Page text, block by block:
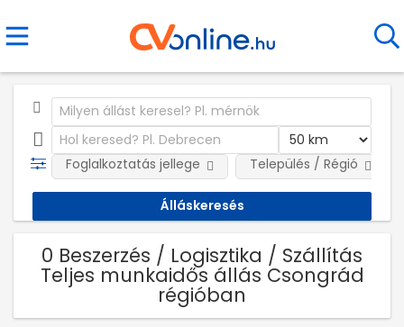
Foglalkoztatás jellege Település / Régió
0 Beszerzés / Logisztika / Szállítás
Teljes munkaidős állás Csongrád
régióban